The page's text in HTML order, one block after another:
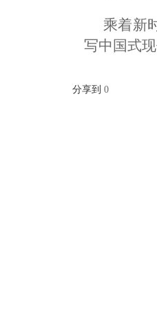
乘着新
写中国式
分享到 0